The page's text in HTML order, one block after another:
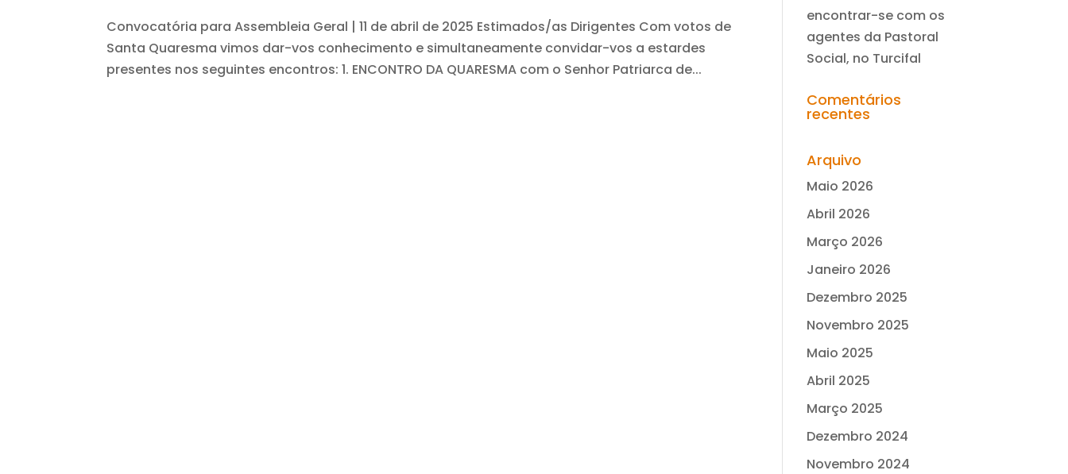
Convocatória para Assembleia Geral | 11 de abril de 2025 Estimados/as Dirigentes Com votos de
Santa Quaresma vimos dar-vos conhecimento e simultaneamente convidar-vos a estardes
presentes nos seguintes encontros: 1. ENCONTRO DA QUARESMA com o Senhor Patriarca de...
encontrar-se com os
agentes da Pastoral
Social, no Turcifal
Comentários
recentes
Arquivo
Maio 2026
Abril 2026
Março 2026
Janeiro 2026
Dezembro 2025
Novembro 2025
Maio 2025
Abril 2025
Março 2025
Dezembro 2024
Novembro 2024